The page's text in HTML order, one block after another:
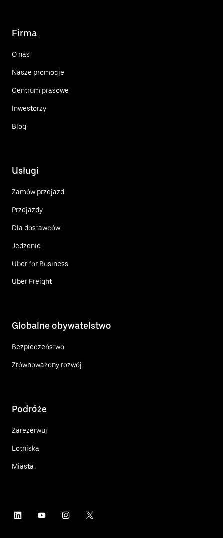
Firma
O nas
Nasze promocje
Centrum prasowe
Inwestorzy
Blog
Usługi
Zamów przejazd
Przejazdy
Dla dostawców
Jedzenie
Uber for Business
Uber Freight
Globalne obywatelstwo
Bezpieczeństwo
Zrównoważony rozwój
Podróże
Zarezerwuj
Lotniska
Miasta